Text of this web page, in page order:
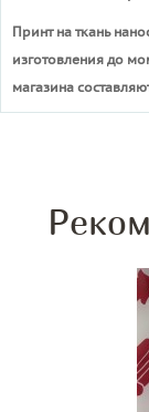
Принт на ткань
изготовления до
магазина